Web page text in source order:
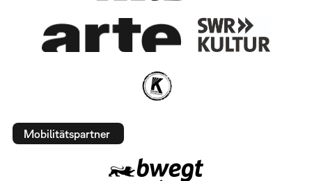
Mobilitätspartner